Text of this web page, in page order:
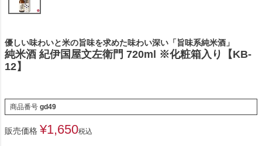
優しい味わいと米の旨味を求めた味わい深い「旨味系純米酒」
純米酒 紀伊国屋文左衛門 720ml ※化粧箱入り【KB-
12】
商品番号 gd49
販売価格 ¥1,650税込